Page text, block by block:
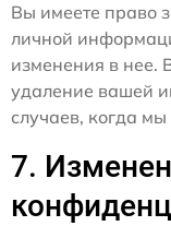
Вы имеете право
личной
изменения в нее.
удаление вашей
случаев, когда
7.